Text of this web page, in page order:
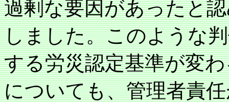
過剰な要因があったと
しました。このような
する労災認定基準が変
についても、管理者責